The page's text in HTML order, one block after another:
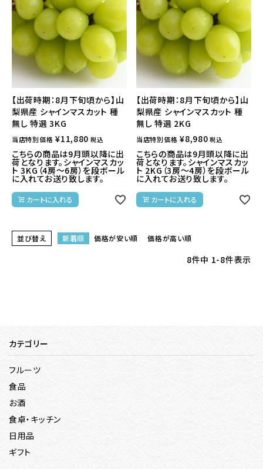
【出荷時期：8月下旬頃から】山
梨県産 シャインマスカット 種
無し 特選 3KG
当店特別価格 ¥11,880 税込
こちらの商品は9月頭以降に出
荷となります。シャインマスカッ
ト 3KG（4房～6房）を段ボール
に入れてお送り致します。
カートに入れる
【出荷時期：8月下旬頃から】山
梨県産 シャインマスカット 種
無し 特選 2KG
当店特別価格 ¥8,980 税込
こちらの商品は9月頭以降に出
荷となります。シャインマスカッ
ト 2KG（3房～4房）を段ボール
に入れてお送り致します。
カートに入れる
並び替え 新着順 価格が安い順 価格が高い順
8件中 1-8件表示
カテゴリー
フルーツ
食品
お酒
食卓・キッチン
日用品
ギフト